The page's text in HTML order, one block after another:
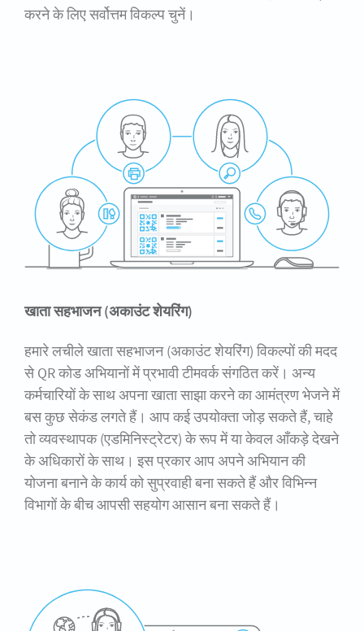
करने के लिए सर्वोत्तम विकल्प चुनें।
खाता सहभाजन (अकाउंट शेयरिंग)
हमारे लचीले खाता सहभाजन (अकाउंट शेयरिंग) विकल्पों की मदद
से QR कोड अभियानों में प्रभावी टीमवर्क संगठित करें। अन्य
कर्मचारियों के साथ अपना खाता साझा करने का आमंत्रण भेजने में
बस कुछ सेकंड लगते हैं। आप कई उपयोक्ता जोड़ सकते हैं, चाहे
तो व्यवस्थापक (एडमिनिस्ट्रेटर) के रूप में या केवल आँकड़े देखने
के अधिकारों के साथ। इस प्रकार आप अपने अभियान की
योजना बनाने के कार्य को सुप्रवाही बना सकते हैं और विभिन्न
विभागों के बीच आपसी सहयोग आसान बना सकते हैं।